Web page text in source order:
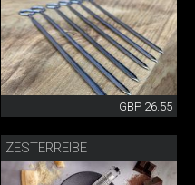
GBP 26.55
ZESTERREIBE